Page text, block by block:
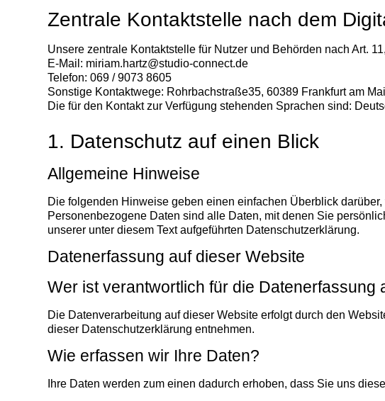
Zentrale Kontaktstelle nach dem
Unsere zentrale Kontaktstelle für Nutzer und Behörden nach Art.
E-Mail: miriam.hartz@studio-connect.de
Telefon: 069 / 9073 8605
Sonstige Kontaktwege: Rohrbachstraße35, 60389 Frankfurt am
Die für den Kontakt zur Verfügung stehenden Sprachen sind:
1. Datenschutz auf einen Blick
Allgemeine Hinweise
Die folgenden Hinweise geben einen einfachen Überblick
Personenbezogene Daten sind alle Daten, mit denen Sie
unserer unter diesem Text aufgeführten Datenschutzerklärung.
Datenerfassung auf dieser Website
Wer ist verantwortlich für die Datenerfassung
Die Datenverarbeitung auf dieser Website erfolgt durch den
dieser Datenschutzerklärung entnehmen.
Wie erfassen wir Ihre Daten?
Ihre Daten werden zum einen dadurch erhoben, dass Sie uns